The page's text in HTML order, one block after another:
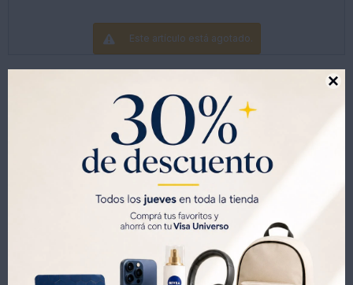

Este artículo está agotado.
Productos que te pueden interesar